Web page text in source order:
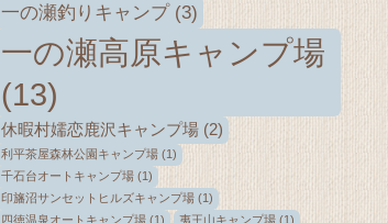
一の瀬釣りキャンプ(3)
一の瀬高原キャンプ場
(13)
休暇村嬬恋鹿沢キャンプ場 (2)
利平茶屋森林公園キャンプ場 (1)
千石台オートキャンプ場 (1)
印旛沼サンセットヒルズキャンプ場 (1)
四徳温泉オートキャンプ場 (1) 夷王山キャンプ場 (1)